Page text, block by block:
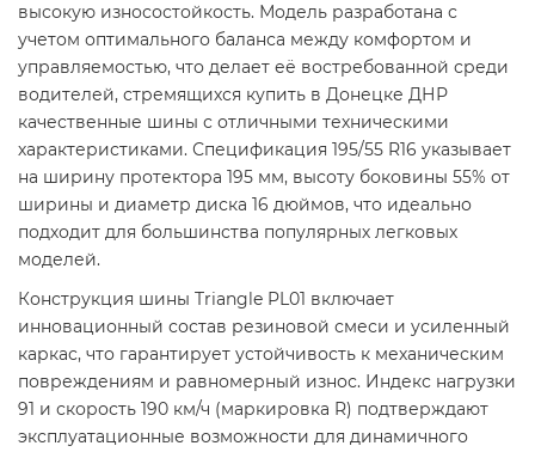
высокую износостойкость. Модель разработана с
учетом оптимального баланса между комфортом и
управляемостью, что делает её востребованной среди
водителей, стремящихся купить в Донецке ДНР
качественные шины с отличными техническими
характеристиками. Спецификация 195/55 R16 указывает
на ширину протектора 195 мм, высоту боковины 55% от
ширины и диаметр диска 16 дюймов, что идеально
подходит для большинства популярных легковых
моделей.
Конструкция шины Triangle PL01 включает
инновационный состав резиновой смеси и усиленный
каркас, что гарантирует устойчивость к механическим
повреждениям и равномерный износ. Индекс нагрузки
91 и скорость 190 км/ч (маркировка R) подтверждают
эксплуатационные возможности для динамичного